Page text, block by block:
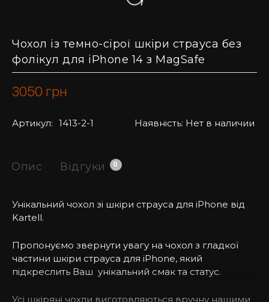
Чохол із темно-сірої шкіри страуса без
фолікул для iPhone 14 з MagSafe
3050 грн
Артикул: 1413-2-1 Наявність: Нет в наличии
Опис Відгуки 0
Унікальний чохол зі шкіри страуса для iPhone від
Kartell.
Пропонуємо звернути увагу на чохол з гладкої
частини шкіри страуса для iPhone, який
підкреслить Ваш унікальний смак та статус.
Усі шкіряні чохли виготовляються вручну нашими